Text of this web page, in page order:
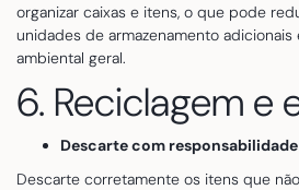
organizar caixas e itens, o que pode
unidades de armazenamento
ambiental geral.
6. Reciclagem e
Descarte com responsabilidade
Descarte corretamente os itens que